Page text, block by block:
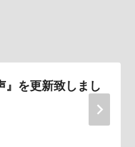
』を更新致しまし